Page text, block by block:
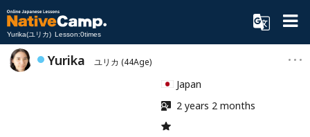
Yurika(ユリカ) Lesson:0times
Yurika ユリカ (44Age)
Japan
2 years 2 months